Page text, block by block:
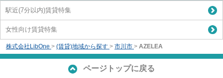
駅近(7分以内)賃貸特集
女性向け賃貸特集
株式会社LibOne > (賃貸)地域から探す > 市川市 > AZELEA
ページトップに戻る